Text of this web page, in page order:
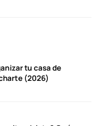
tu casa de
(2026)